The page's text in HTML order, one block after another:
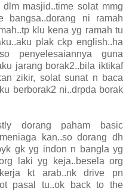
masjid..time solat mmg
bangsa..dorang ni ramah
klu kena yg ramah tu
plak ckp english..ha
penyelesaiannya guna
jarang borak2..bila iktikaf
zikir, solat sunat n baca
berborak2 ni..drpda borak
dorang paham basic
kan..so dorang dh
gk yg indon n bangla yg
laki yg keja..besela org
kt arab..nk drive pn
pasal tu..ok back to the